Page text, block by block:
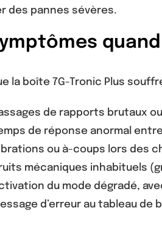
des pannes sévères.
la boîte 7G-Tronic Plus
de rapports brutaux
de réponse anormal
ou à-coups lors des
mécaniques inhabituels
du mode dégradé,
d’erreur au tableau de